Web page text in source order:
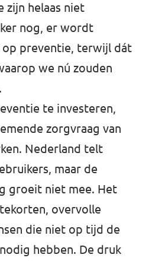
zijn helaas niet
nog, er wordt
preventie, terwijl dát
we nú zouden
te investeren,
zorgvraag van
Nederland telt
maar de
groeit niet mee. Het
overvolle
die niet op tijd de
hebben. De druk